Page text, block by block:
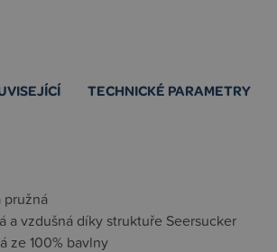
TECHNICKÉ PARAMETRY
pružná
a vzdušná díky struktuře Seersucker
ze 100% bavlny